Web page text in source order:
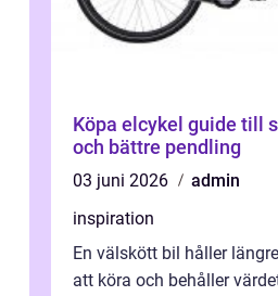
Köpa elcykel guide till smartare vardag
och bättre pendling
03 juni 2026
admin
inspiration
En välskött bil håller
att köra och behåller